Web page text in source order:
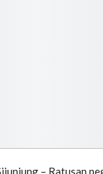
– Ratusan